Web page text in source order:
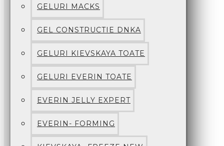
GELURI MACKS
GEL CONSTRUCTIE DNKA
GELURI KIEVSKAYA TOATE
GELURI EVERIN TOATE
EVERIN JELLY EXPERT
EVERIN- FORMING